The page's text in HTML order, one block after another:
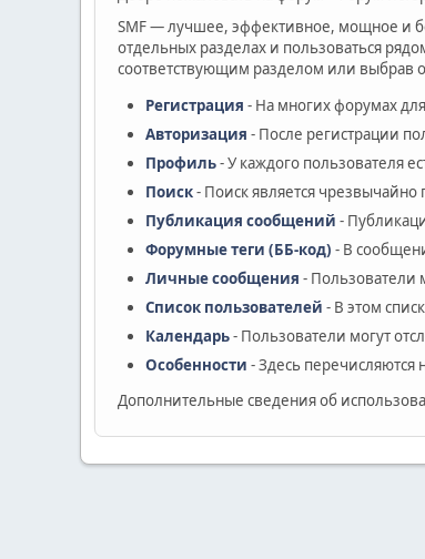
SMF — лучшее, эффективное, мощное и
отдельных разделах и пользоваться
соответствующим разделом или выбрав
Регистрация - На многих форумах
Авторизация - После регистрации
Профиль- У каждого пользователя
Поиск- Поиск является
Публикация сообщений -
Форумные теги (ББ-код) - В
Личные сообщения - Пользователи
Список пользователей - В этом
Календарь- Пользователи могут
Особенности - Здесь перечисляются
Дополнительные сведения об